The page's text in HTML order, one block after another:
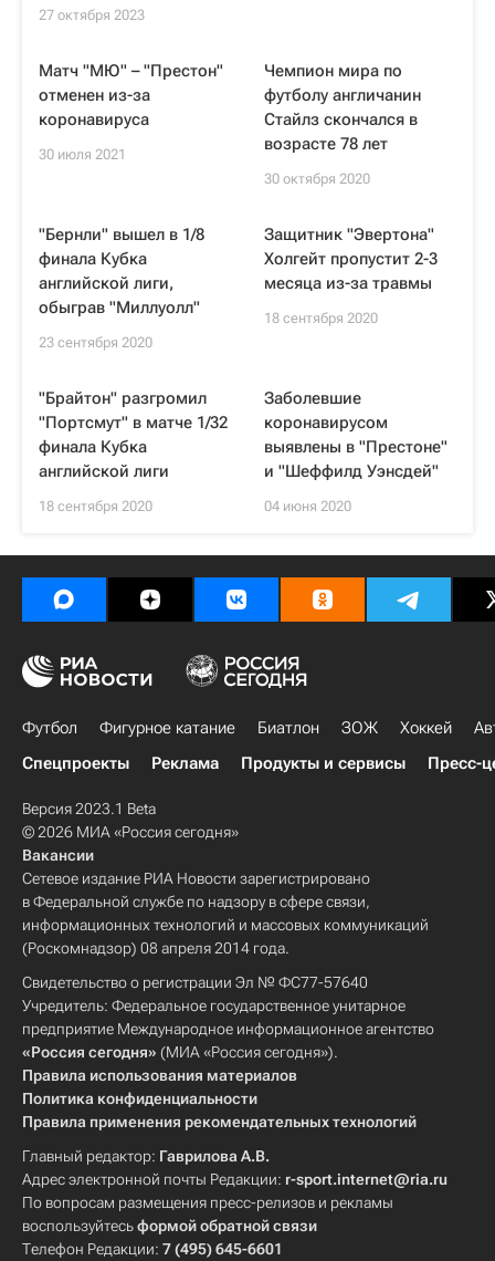
27 октября 2023
Матч "МЮ" – "Престон"
отменен из-за
коронавируса
30 июля 2021
Чемпион мира по
футболу англичанин
Стайлз скончался в
возрасте 78 лет
30 октября 2020
"Бернли" вышел в 1/8
финала Кубка
английской лиги,
обыграв "Миллуолл"
23 сентября 2020
Защитник "Эвертона"
Холгейт пропустит 2-3
месяца из-за травмы
18 сентября 2020
"Брайтон" разгромил
"Портсмут" в матче 1/32
финала Кубка
английской лиги
18 сентября 2020
Заболевшие
коронавирусом
выявлены в "Престоне"
и "Шеффилд Уэнсдей"
04 июня 2020
Футбол Фигурное катание Биатлон ЗОЖ Хоккей
Спецпроекты
Реклама Продукты и сервисы Пресс-
Версия 2023.1 Beta
© 2026 МИА «Россия сегодня»
Вакансии
Сетевое издание РИА Новости зарегистрировано
в Федеральной службе по надзору в сфере связи,
информационных технологий и массовых коммуникаций
(Роскомнадзор) 08 апреля 2014 года.
Свидетельство о регистрации Эл № ФС77-57640
Учредитель: Федеральное государственное унитарное
предприятие Международное информационное агентство
«Россия сегодня» (МИА «Россия сегодня»).
Правила использования материалов
Политика конфиденциальности
Правила применения рекомендательных технологий
Главный редактор: Гаврилова А.В.
Адрес электронной почты Редакции: r-sport.internet@ria.ru
По вопросам размещения пресс-релизов и рекламы
воспользуйтесьформой обратной связи
Телефон Редакции: 7 (495) 645-6601